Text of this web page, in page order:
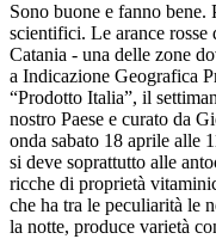
Sono buone e fanno
scientifici. Le arance
Catania - una delle zone
a Indicazione Geografica
“Prodotto Italia”, il
nostro Paese e curato da
onda sabato 18 aprile alle
si deve soprattutto alle
ricche di proprietà
che ha tra le peculiarità le
la notte, produce varietà